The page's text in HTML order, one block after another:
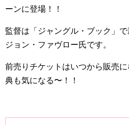
ーンに登場！！
監督は「ジャングル・ブック」
ジョン・ファヴロー氏です。
前売りチケットはいつから販売
典も気になる〜！！